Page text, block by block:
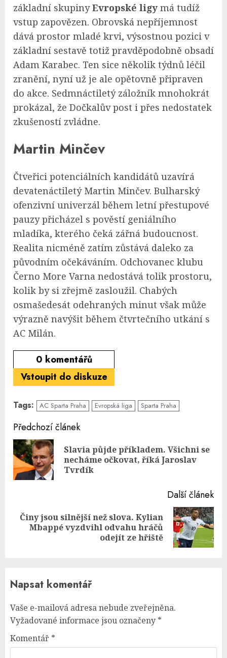
základní skupinyEvropské ligy má tudíž
vstup zapovězen. Obrovská nepříjemnost
dává prostor mladé krvi, výsostnou pozici v
základní sestavě totiž pravděpodobně obsadí
Adam Karabec. Ten sice několik týdnů léčil
zranění, nyní už je ale opětovně připraven
do akce. Sedmnáctiletý záložník mnohokrát
prokázal, že Dočkalův post i přes nedostatek
zkušeností zvládne.
Martin Minčev
Čtveřici potenciálních kandidátů uzavírá
devatenáctiletý Martin Minčev. Bulharský
ofenzivní univerzál během letní přestupové
pauzy přicházel s pověstí geniálního
mladíka, kterého čeká zářná budoucnost.
Realita nicméně zatím zůstává daleko za
původním očekáváním. Odchovanec klubu
Černo More Varna nedostává tolik prostoru,
kolik by si zřejmě zasloužil. Chabých
osmašedesát odehraných minut však může
výrazně navýšit během čtvrtečního utkání s
AC Milán.
0 komentářů
Vstoupit do diskuze
Tags: AC Sparta Praha Evropská liga Sparta Praha
Continue
Reading
Předchozí článek
Slavia půjde příkladem. Všichni se
necháme očkovat, říká Jaroslav
Tvrdík
Další článek
Next
Činy jsou silnější než slova. Kylian
Mbappé vyzdvihl odvahu hráčů
odejít ze hřiště
Napsat komentář
Vaše e-mailová adresa nebude zveřejněna.
Vyžadované informace jsou označeny *
Komentář *